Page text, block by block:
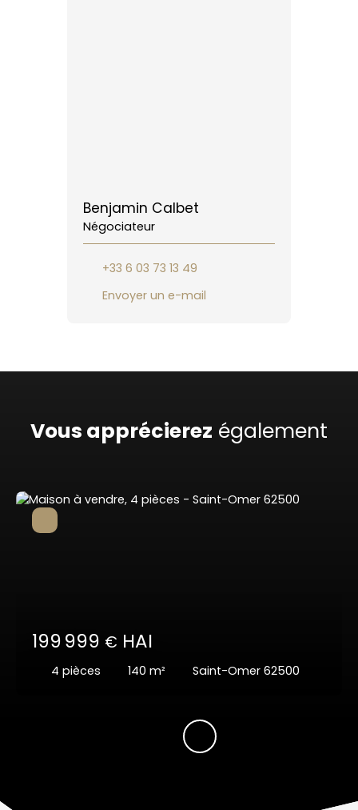
Benjamin Calbet
Négociateur
+33 6 03 73 13 49
Envoyer un e-mail
Vous apprécierez également
199 999 € HAI
4 pièces 140 m² Saint-Omer 62500